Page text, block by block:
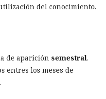
del conocimiento.
de aparición semestral.
entres los meses de